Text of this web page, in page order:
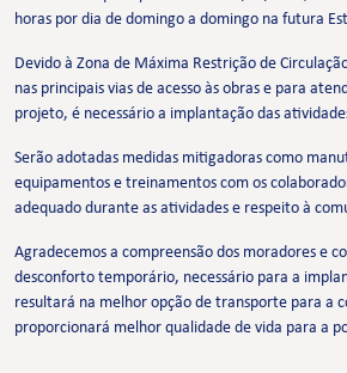
horas por dia de domingo a domingo na futura
Devido à Zona de Máxima Restrição de
nas principais vias de acesso às obras e para
projeto, é necessário a implantação das
Serão adotadas medidas mitigadoras como
equipamentos e treinamentos com os
adequado durante as atividades e respeito à
Agradecemos a compreensão dos moradores e
desconforto temporário, necessário para a
resultará na melhor opção de transporte para a
proporcionará melhor qualidade de vida para a